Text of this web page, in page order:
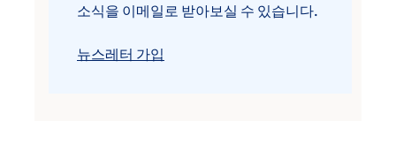
소식을 이메일로 받아보실 수 있습니다.
뉴스레터 가입